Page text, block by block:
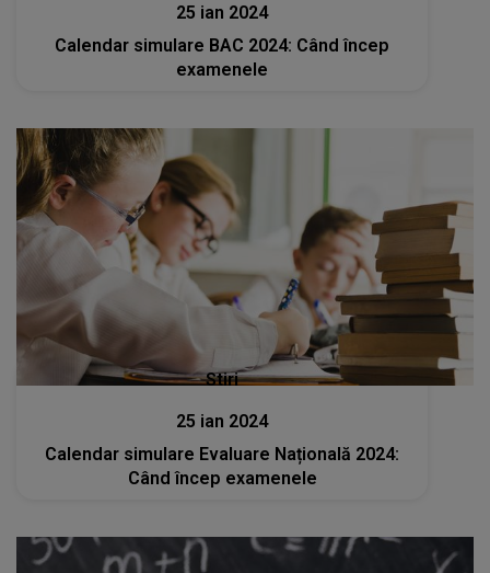
25 ian 2024
Calendar simulare BAC 2024: Când încep
examenele
Stiri
25 ian 2024
Calendar simulare Evaluare Națională 2024:
Când încep examenele